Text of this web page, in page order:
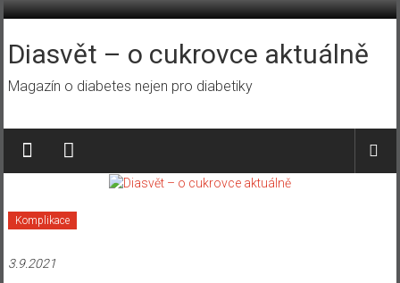
Přeskočit
obsah
Diasvět – o cukrovce aktuálně
Magazín o diabetes nejen pro diabetiky
Komplikace
3.9.2021